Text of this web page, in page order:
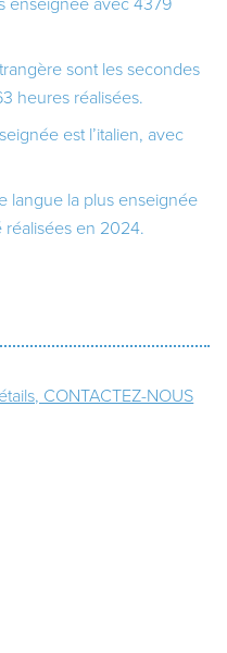
sont les secondes
heures réalisées.
est l’italien, avec
langue la plus enseignée
réalisées en 2024.
CONTACTEZ-NOUS